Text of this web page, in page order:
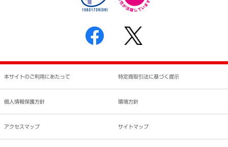
反社会的勢力に対する基本方針
書面による個人情報の開示等の請求の手続きについて
本サイトのご利用にあたって 特定商取引法に基づく提示
個人情報保護方針 環境方針
アクセスマップ サイトマップ